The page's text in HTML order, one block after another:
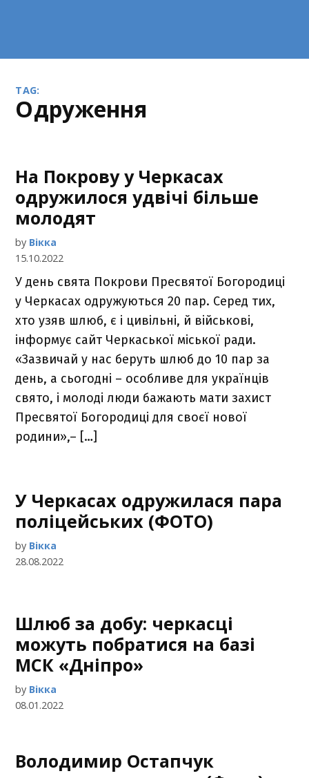
TAG:
одруження
На Покрову у Черкасах
одружилося удвічі більше
молодят
by Вікка
15.10.2022
У день свята Покрови Пресвятої Богородиці
у Черкасах одружуються 20 пар. Серед тих,
хто узяв шлюб, є і цивільні, й військові,
інформує сайт Черкаської міської ради.
«Зазвичай у нас беруть шлюб до 10 пар за
день, а сьогодні – особливе для українців
свято, і молоді люди бажають мати захист
Пресвятої Богородиці для своєї нової
родини»,– […]
У Черкасах одружилася пара
поліцейських (ФОТО)
by Вікка
28.08.2022
Шлюб за добу: черкасці
можуть побратися на базі
МСК «Дніпро»
by Вікка
08.01.2022
Володимир Остапчук